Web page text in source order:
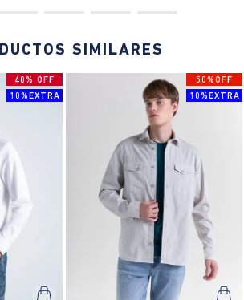
SIMILARES
40% OFF
10%EXTRA
50%OFF
10%EXTRA